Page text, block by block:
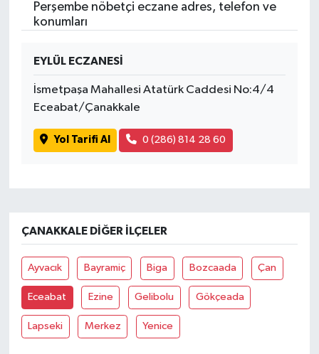
Perşembe nöbetçi eczane adres, telefon ve
konumları
EYLÜL ECZANESİ
İsmetpaşa Mahallesi Atatürk Caddesi No:4/4
Eceabat/Çanakkale
Yol Tarifi Al 0 (286) 814 28 60
ÇANAKKALE DIĞER İLÇELER
Ayvacık Bayramiç Biga Bozcaada Çan
Eceabat Ezine Gelibolu Gökçeada
Lapseki Merkez Yenice